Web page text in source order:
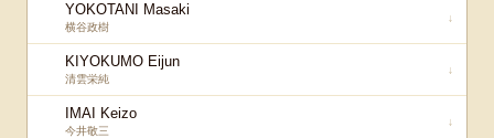
YOKOTANI Masaki
横谷政樹
↓
KIYOKUMO Eijun
清雲栄純
↓
IMAI Keizo
今井敬三
↓